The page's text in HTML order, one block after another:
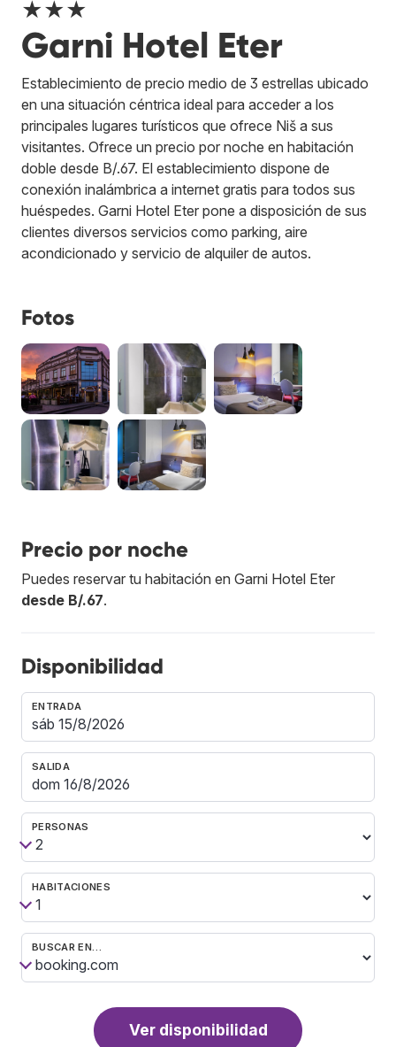
★★★
Garni Hotel Eter
Establecimiento de precio medio de 3 estrellas ubicado
en una situación céntrica ideal para acceder a los
principales lugares turísticos que ofrece Niš a sus
visitantes. Ofrece un precio por noche en habitación
doble desde B/.67. El establecimiento dispone de
conexión inalámbrica a internet gratis para todos sus
huéspedes. Garni Hotel Eter pone a disposición de sus
clientes diversos servicios como parking, aire
acondicionado y servicio de alquiler de autos.
Fotos
Precio por noche
Puedes reservar tu habitación en Garni Hotel Eter
desde B/.67.
Disponibilidad
ENTRADA
SALIDA
PERSONAS
HABITACIONES
BUSCAR EN…
Ver disponibilidad